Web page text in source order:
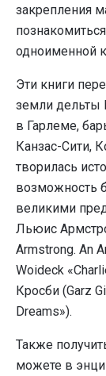
закрепления
одноименной
Эти книги
земли дельты
в Гарлеме,
Канзас-Сити,
творилась
возможность
великими
Льюис
Armstrong. An
Woideck
Кросби (Garz
Dreams»).
Также
можете в